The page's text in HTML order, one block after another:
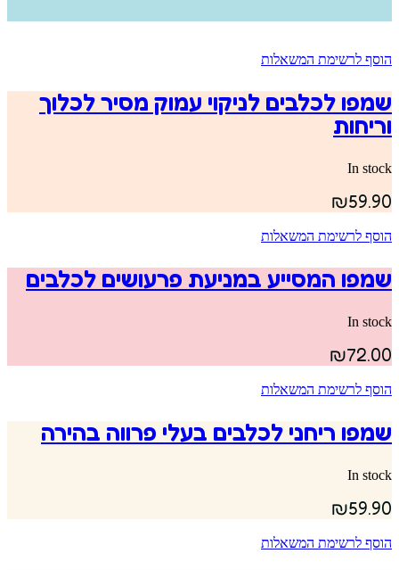
הוסף לרשימת המשאלות
שמפו לכלבים לניקוי עמוק מסיר לכלוך
וריחות
In stock
₪59.90
הוסף לרשימת המשאלות
שמפו המסייע במניעת פרעושים לכלבים
In stock
₪72.00
הוסף לרשימת המשאלות
שמפו ריחני לכלבים בעלי פרווה בהירה
In stock
₪59.90
הוסף לרשימת המשאלות